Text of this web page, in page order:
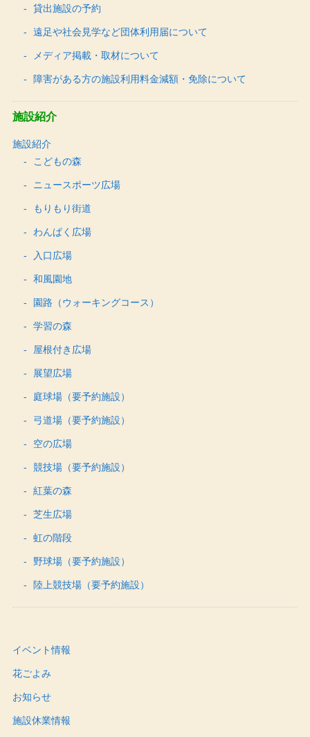
貸出施設の予約
遠足や社会見学など団体利用届について
メディア掲載・取材について
障害がある方の施設利用料金減額・免除について
施設紹介
施設紹介
こどもの森
ニュースポーツ広場
もりもり街道
わんぱく広場
入口広場
和風園地
園路（ウォーキングコース）
学習の森
屋根付き広場
展望広場
庭球場（要予約施設）
弓道場（要予約施設）
空の広場
競技場（要予約施設）
紅葉の森
芝生広場
虹の階段
野球場（要予約施設）
陸上競技場（要予約施設）
イベント情報
花ごよみ
お知らせ
施設休業情報